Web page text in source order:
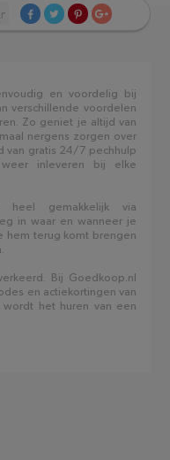
en voordelig bij
verschillende voordelen
Zo geniet je altijd van
nergens zorgen over
van gratis 24/7 pechhulp
inleveren bij elke
heel gemakkelijk via
in waar en wanneer je
hem terug komt brengen
Bij Goedkoop.nl
en actiekortingen van
het huren van een